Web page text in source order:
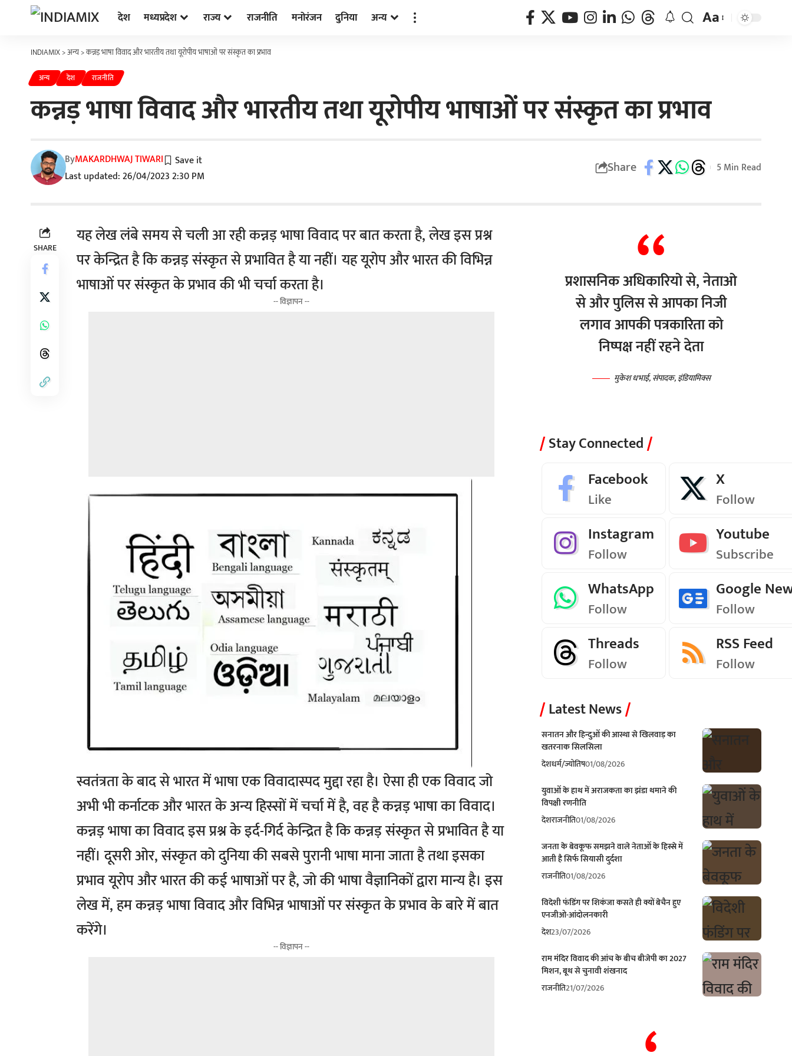
देश मध्यप्रदेश राज्य राजनीति मनोरंजन दुनिया अन्य Aa
INDIAMIX>अन्य>कन्नड़ भाषा विवाद और भारतीय तथा यूरोपीय भाषाओं पर संस्कृत का प्रभाव
अन्य देश राजनीति
कन्नड़ भाषा विवाद और भारतीय तथा यूरोपीय भाषाओं पर संस्कृत का प्रभाव
Last updated: 26/04/2023 2:30 PM
ByMAKARDHWAJ TIWARI Share 5 Min Read
SHARE
यह लेख लंबे समय से चली आ रही कन्नड़ भाषा विवाद पर बात करता है, लेख इस प्रश्न
पर केन्द्रित है कि कन्नड़ संस्कृत से प्रभावित है या नहीं। यह यूरोप और भारत की विभिन्न
भाषाओं पर संस्कृत के प्रभाव की भी चर्चा करता है।
-- विज्ञापन --
स्वतंत्रता के बाद से भारत में भाषा एक विवादास्पद मुद्दा रहा है। ऐसा ही एक विवाद जो
अभी भी कर्नाटक और भारत के अन्य हिस्सों में चर्चा में है, वह है कन्नड़ भाषा का विवाद।
कन्नड़ भाषा का विवाद इस प्रश्न के इर्द-गिर्द केन्द्रित है कि कन्नड़ संस्कृत से प्रभावित है या
नहीं। दूसरी ओर, संस्कृत को दुनिया की सबसे पुरानी भाषा माना जाता है तथा इसका
प्रभाव यूरोप और भारत की कई भाषाओं पर है, जो की भाषा वैज्ञानिकों द्वारा मान्य है। इस
लेख में, हम कन्नड़ भाषा विवाद और विभिन्न भाषाओं पर संस्कृत के प्रभाव के बारे में बात
करेंगे।
-- विज्ञापन --
प्रशासनिक अधिकारियो से, नेताओ
से और पुलिस से आपका निजी
लगाव आपकी पत्रकारिता को
निष्पक्ष नहीं रहने देता
मुकेश धभाई, संपादक, इंडियामिक्स
Stay Connected
Facebook
Like
X
Follow
Instagram
Follow
Youtube
Subscribe
WhatsApp
Follow
Google
Follow
Threads
Follow
RSS Feed
Follow
Latest News
सनातन और हिन्दुओं की आस्था से खिलवाड़ का
खतरनाक सिलसिला
देशधर्म/ज्योतिष01/08/2026
युवाओं के हाथ में अराजकता का झंडा थमाने की
विपक्षी रणनीति
देशराजनीति01/08/2026
जनता के बेवकूफ समझने वाले नेताओं के हिस्से में
आती है सिर्फ सियासी दुर्दशा
राजनीति01/08/2026
विदेशी फंडिंग पर शिकंजा कसते ही क्यों बेचैन हुए
एनजीओ-आंदोलनकारी
देश23/07/2026
राम मंदिर विवाद की आंच के बीच बीजेपी का 2027
मिशन, बूथ से चुनावी शंखनाद
राजनीति21/07/2026